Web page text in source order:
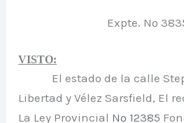
Expte. Nº
VISTO:
El estado de la calle
Libertad y Vélez Sarsfield, El
La Ley Provincial Nº 12385